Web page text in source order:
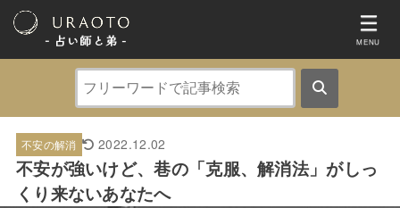
- 占い師と弟 ‐ MENU
不安の解消 2022.12.02
不安が強いけど、巷の「克服、解消法」がしっ
くり来ないあなたへ